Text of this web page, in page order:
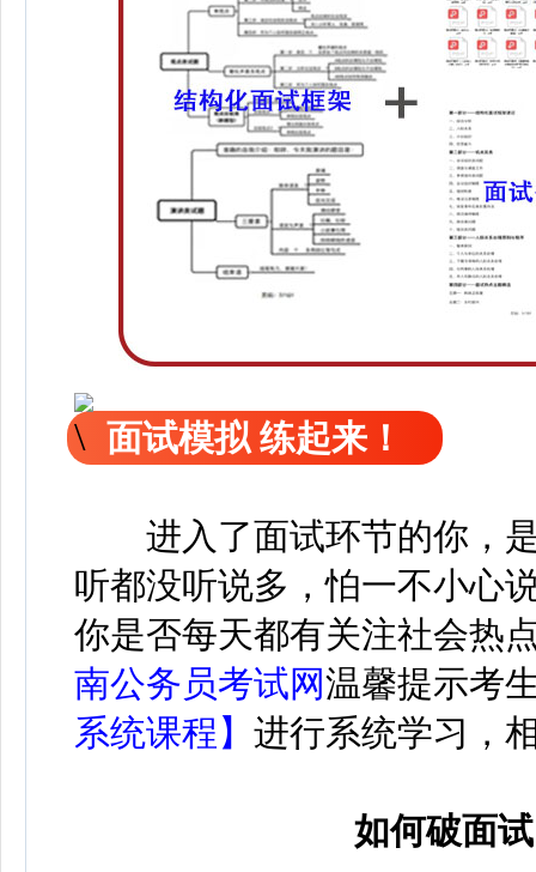
面试模拟 练起来！
进入了面试环节的你，
听都没听说多，怕一不小心
你是否每天都有关注社会热
南公务员考试网温馨提示考
系统课程】 进行系统学习，
如何破面